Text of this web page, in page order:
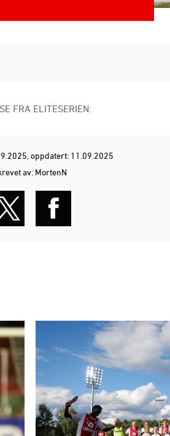
FRA ELITESERIEN:
, oppdatert: 11.09.2025
av: MortenN